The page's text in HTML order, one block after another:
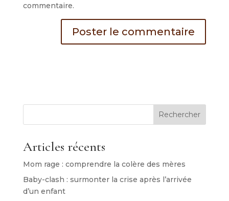
commentaire.
Rechercher
Articles récents
Mom rage : comprendre la colère des mères
Baby-clash : surmonter la crise après l’arrivée
d’un enfant